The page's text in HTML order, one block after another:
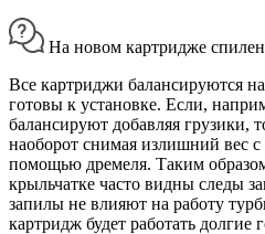
На новом картридже
Все картриджи балансируются на
готовы к установке. Если,
балансируют добавляя грузики,
наоборот снимая излишний вес
помощью дремеля. Таким
крыльчатке часто видны следы
запилы не влияют на работу
картридж будет работать долгие